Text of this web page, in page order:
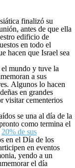
finalizó su
antes de que ella
edificio de
en todo el
hacen que Israel sea
mundo y tuve la
a sus
Algunos lo hacen
en grandes
visitar cementerios
se una al día de la
como termina el
20% de sus
en el Día de los
en eventos
yendo a un
el día